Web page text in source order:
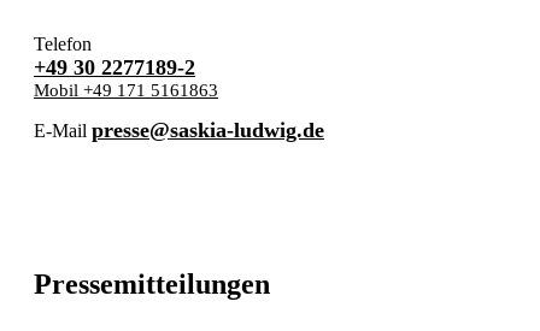
Telefon
+49 30 2277189-2
Mobil +49 171 5161863
E-Mail presse@saskia-ludwig.de
Pressemitteilungen